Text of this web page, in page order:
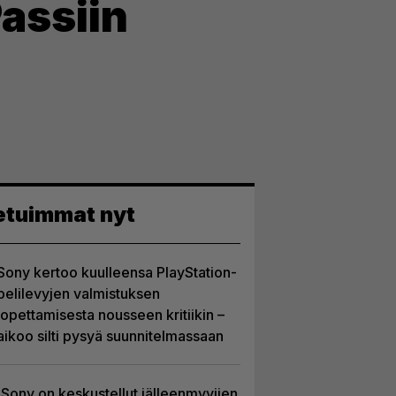
nyt
kertoo kuulleensa PlayStation-
valmistuksen
nousseen kritiikin –
silti pysyä suunnitelmassaan